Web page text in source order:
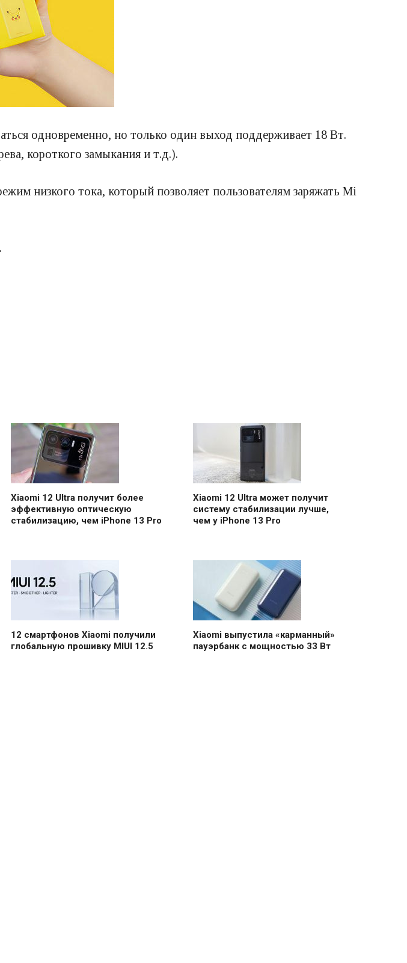
одновременно, но только один выход поддерживает 18 Вт.
короткого замыкания и т.д.).
низкого тока, который позволяет пользователям заряжать Mi
Xiaomi 12 Ultra получит более
эффективную оптическую
стабилизацию, чем iPhone 13 Pro
Xiaomi 12 Ultra может получит
систему стабилизации лучше,
чем у iPhone 13 Pro
12 смартфонов Xiaomi получили
глобальную прошивку MIUI 12.5
Xiaomi выпустила «карманный»
пауэрбанк с мощностью 33 Вт